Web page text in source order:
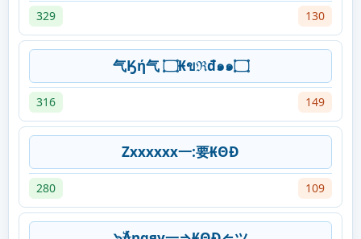
329 130
气Ӄή气 ۝₭ขℜđ๑๑۝
316 149
Zxxxxxx一:要₭ΘĐ
280 109